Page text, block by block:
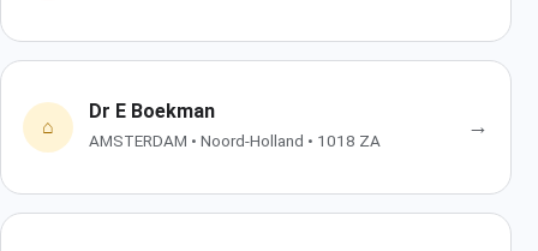
⌂
Dr E Boekman
AMSTERDAM • Noord-Holland • 1018 ZA
→